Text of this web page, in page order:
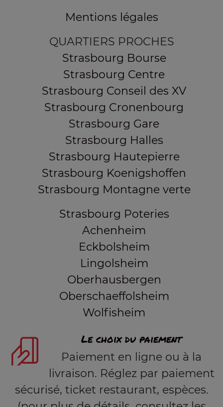
Mentions légales
QUARTIERS PROCHES
Strasbourg Bourse
Strasbourg Centre
Strasbourg Conseil des XV
Strasbourg Cronenbourg
Strasbourg Gare
Strasbourg Halles
Strasbourg Hautepierre
Strasbourg Koenigshoffen
Strasbourg Montagne verte
Strasbourg Poteries
Achenheim
Eckbolsheim
Lingolsheim
Oberhausbergen
Oberschaeffolsheim
Wolfisheim
Le choix du paiement
Paiement en ligne ou à la
livraison. Réglez par paiement
sécurisé, ticket restaurant, espèces.